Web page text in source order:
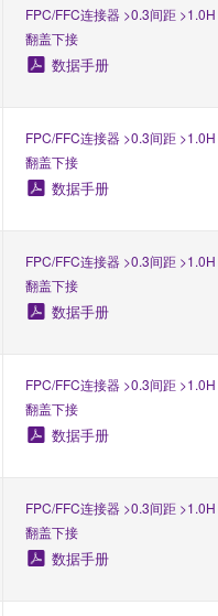
FPC/FFC连接器 >0.3间距 >1.0H
翻盖下接
数据手册
FPC/FFC连接器 >0.3间距 >1.0H
翻盖下接
数据手册
FPC/FFC连接器 >0.3间距 >1.0H
翻盖下接
数据手册
FPC/FFC连接器 >0.3间距 >1.0H
翻盖下接
数据手册
FPC/FFC连接器 >0.3间距 >1.0H
翻盖下接
数据手册